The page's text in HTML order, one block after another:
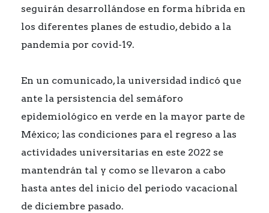
seguirán desarrollándose en forma híbrida en
los diferentes planes de estudio, debido a la
pandemia por covid-19.
En un comunicado, la universidad indicó que
ante la persistencia del semáforo
epidemiológico en verde en la mayor parte de
México; las condiciones para el regreso a las
actividades universitarias en este 2022 se
mantendrán tal y como se llevaron a cabo
hasta antes del inicio del periodo vacacional
de diciembre pasado.